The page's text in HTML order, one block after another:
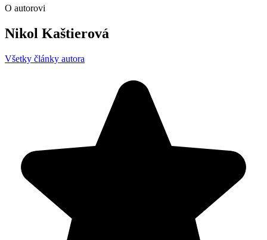
O autorovi
Nikol Kaštierová
Všetky články autora